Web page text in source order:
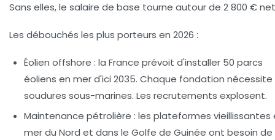
Sans elles, le salaire de base tourne autour de 2 800 €
Les débouchés les plus porteurs en 2026 :
Éolien offshore : la France prévoit d'installer 50 parcs
éoliens en mer d'ici 2035. Chaque fondation
soudures sous-marines. Les recrutements explosent.
Maintenance pétrolière : les plateformes vieillissantes
mer du Nord et dans le Golfe de Guinée ont besoin de